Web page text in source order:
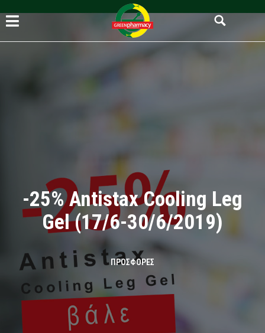
-25% Antistax Cooling Leg
Gel (17/6-30/6/2019)​
ΠΡΟΣΦΟΡΈΣ